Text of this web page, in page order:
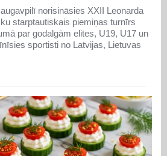
norisināsies XXII Leonarda
starptautiskais piemiņas turnīrs
par godalgām elites, U19, U17 un
sportisti no Latvijas, Lietuvas